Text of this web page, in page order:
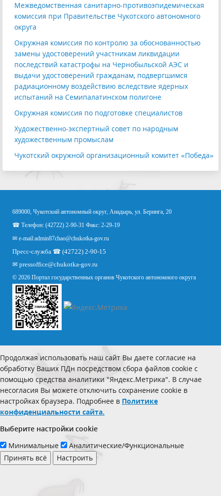
Межведомственная санитарно-противоэпидемическая
комиссия при Правительстве Чукотского автономного
округа
Окружная комиссия по контролю за обоснованностью
замены удостоверений участникам ликвидации
последствий катастрофы на Чернобыльской АЭС и
выдачи удостоверений гражданам, подвергшимся
радиационному воздействию вследствие ядерных
испытаний на Семипалатинском полигоне
Окружная комиссия по подготовке специалистов
Художественно-экспертный совет по народным
художественным промыслам
Чукотский окружной организационный комитет «Победа»
689000, Чукотский автономный округ, Анадырь, ул. Беринга, 20
☎ Телефон: (42722) 2-90-31 Факс: 2-29-19
✉ e-mail:admin87chao@chukotka-gov.ru
Пресс-служба ☎ (42722) 2-90-15
✉ pressoffice@chukotka-gov.ru
© 2026 Портал государственных органов Чукотского автономного округа
Продолжая использовать наш сайт Вы даете согласие на
обработку Ваших ПДн посредством сбора файлов cookie с
помощью средства аналитики "Яндекс.Метрика". В случае
несогласия Вы можете отключить сохранение cookie в
настройках браузера. Подробнее в Политике
конфиденциальности сайта.
Выберите настройки cookie
Минимальные
Аналитические/Функциональные
Принять всё
Настроить